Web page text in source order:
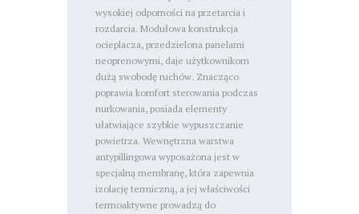
wysokiej odporności na przetarcia i
rozdarcia. Modułowa konstrukcja
ocieplacza, przedzielona panelami
neoprenowymi, daje użytkownikom
dużą swobodę ruchów. Znacząco
poprawia komfort sterowania podczas
nurkowania, posiada elementy
ułatwiające szybkie wypuszczanie
powietrza. Wewnętrzna warstwa
antypillingowa wyposażona jest w
specjalną membranę, która zapewnia
izolację termiczną, a jej właściwości
termoaktywne prowadzą do